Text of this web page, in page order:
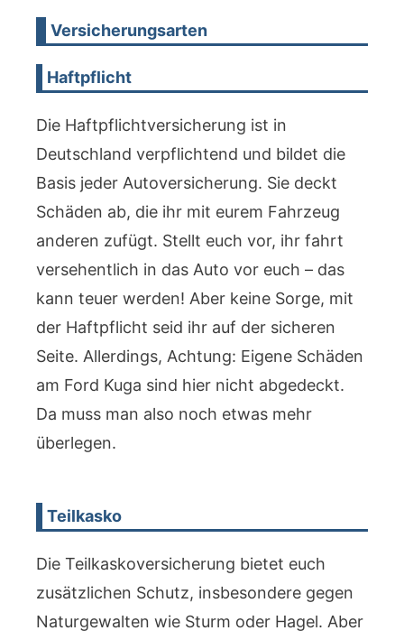
Versicherungsarten
Haftpflicht
Die Haftpflichtversicherung ist in
Deutschland verpflichtend und bildet die
Basis jeder Autoversicherung. Sie deckt
Schäden ab, die ihr mit eurem Fahrzeug
anderen zufügt. Stellt euch vor, ihr fahrt
versehentlich in das Auto vor euch – das
kann teuer werden! Aber keine Sorge, mit
der Haftpflicht seid ihr auf der sicheren
Seite. Allerdings, Achtung: Eigene Schäden
am Ford Kuga sind hier nicht abgedeckt.
Da muss man also noch etwas mehr
überlegen.
Teilkasko
Die Teilkaskoversicherung bietet euch
zusätzlichen Schutz, insbesondere gegen
Naturgewalten wie Sturm oder Hagel. Aber